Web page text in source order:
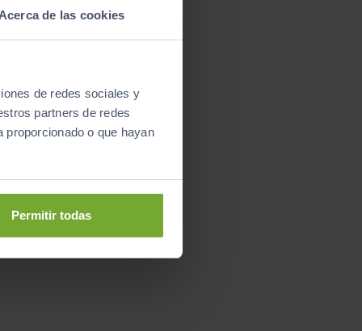
Acerca de las cookies
de redes sociales y
partners de redes
proporcionado o que hayan
Permitir todas